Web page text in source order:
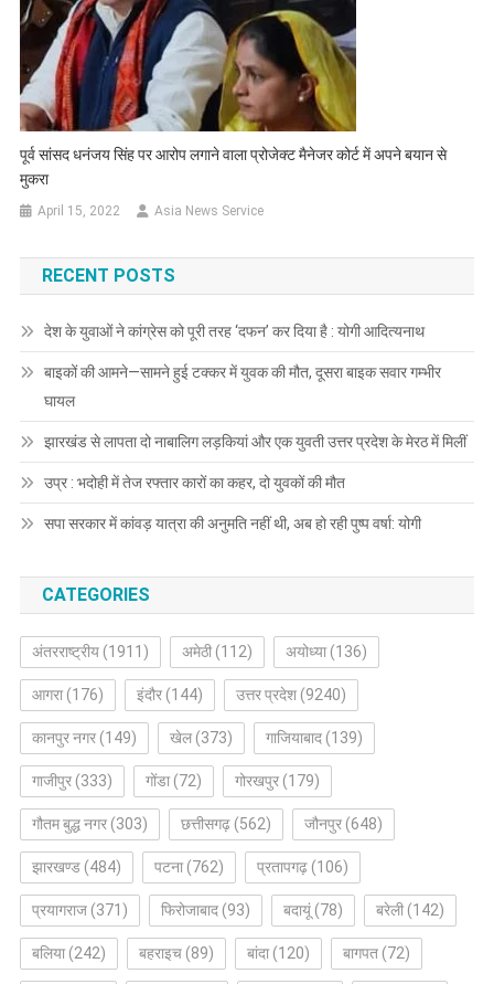
पूर्व सांसद धनंजय सिंह पर आरोप लगाने वाला प्रोजेक्ट मैनेजर कोर्ट में अपने बयान से
मुकरा
April 15, 2022 Asia News Service
RECENT POSTS
देश के युवाओं ने कांग्रेस को पूरी तरह ‘दफन’ कर दिया है : योगी आदित्यनाथ
बाइकों की आमने—सामने हुई टक्कर में युवक की मौत, दूसरा बाइक सवार गम्भीर
घायल
झारखंड से लापता दो नाबालिग लड़कियां और एक युवती उत्तर प्रदेश के मेरठ में मिलीं
उप्र : भदोही में तेज रफ्तार कारों का कहर, दो युवकों की मौत
सपा सरकार में कांवड़ यात्रा की अनुमति नहीं थी, अब हो रही पुष्प वर्षा: योगी
CATEGORIES
अंतरराष्ट्रीय(1911) अमेठी(112) अयोध्या(136)
आगरा(176) इंदौर(144) उत्तर प्रदेश(9240)
कानपुर नगर(149) खेल(373) गाजियाबाद(139)
गाजीपुर(333) गोंडा(72) गोरखपुर(179)
गौतम बुद्ध नगर(303) छत्तीसगढ़(562) जौनपुर(648)
झारखण्ड(484) पटना(762) प्रतापगढ़(106)
प्रयागराज(371) फिरोजाबाद(93) बदायूं(78) बरेली(142)
बलिया(242) बहराइच(89) बांदा(120) बागपत(72)